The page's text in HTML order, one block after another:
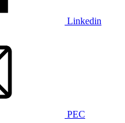
Linkedin
PEC